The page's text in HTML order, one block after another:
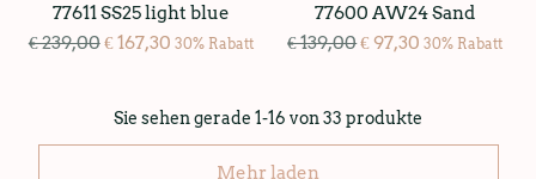
77611 SS25 light blue
Regulärer
€ 239,00€ 167,30 30% Rabatt
77600 AW24 Sand
Regulärer
€ 139,00€ 97,30 30% Rabatt
Sie sehen gerade 1-16 von 33 produkte
Mehr laden